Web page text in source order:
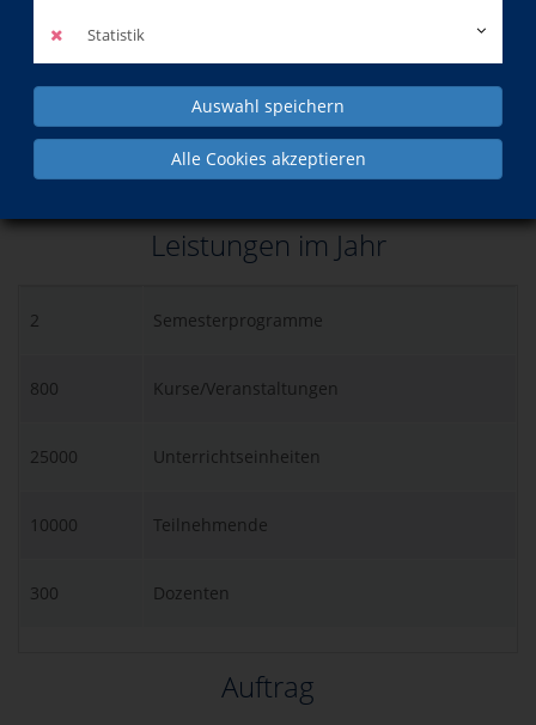
Statistik
Auswahl speichern
Alle Cookies akzeptieren
Koblenz bereits seit 1919. Im Laufe der
Entwicklungsgeschichte der Nachkriegszeit erhielt die
Weiterbildung zahlreiche qualitative Dimensionen hinzu. Die
Volkshochschule der Stadt Koblenz nimmt im Kontext des
Lebenslangen Lernens heute eine zentrale und
zukunftsweisende Funktion im öffentlichen Bildungswesen
der Stadt ein.
Leistungen im Jahr
2 Semesterprogramme
800 Kurse/Veranstaltungen
25000 Unterrichtseinheiten
10000 Teilnehmende
300 Dozenten
Auftrag